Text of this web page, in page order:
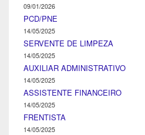
09/01/2026
PCD/PNE
14/05/2025
SERVENTE DE LIMPEZA
14/05/2025
AUXILIAR ADMINISTRATIVO
14/05/2025
ASSISTENTE FINANCEIRO
14/05/2025
FRENTISTA
14/05/2025